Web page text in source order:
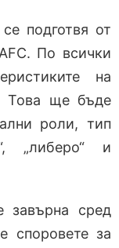
подготвя от
По всички
на
Това ще бъде
роли, тип
„либеро“ и
завърна сред
споровете за